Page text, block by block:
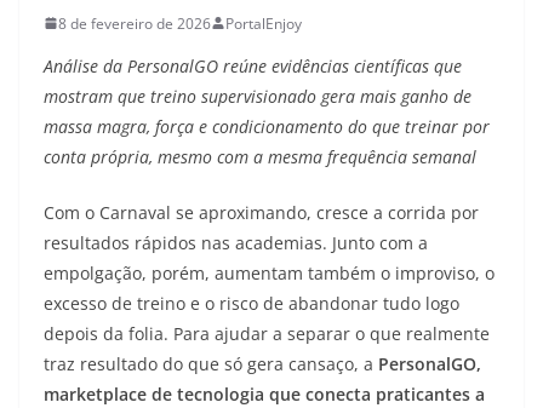
8 de fevereiro de 2026 PortalEnjoy
Análise da PersonalGO reúne evidências científicas que
mostram que treino supervisionado gera mais ganho de
massa magra, força e condicionamento do que treinar por
conta própria, mesmo com a mesma frequência semanal
Com o Carnaval se aproximando, cresce a corrida por
resultados rápidos nas academias. Junto com a
empolgação, porém, aumentam também o improviso, o
excesso de treino e o risco de abandonar tudo logo
depois da folia. Para ajudar a separar o que realmente
traz resultado do que só gera cansaço, a PersonalGO,
marketplace de tecnologia que conecta praticantes a